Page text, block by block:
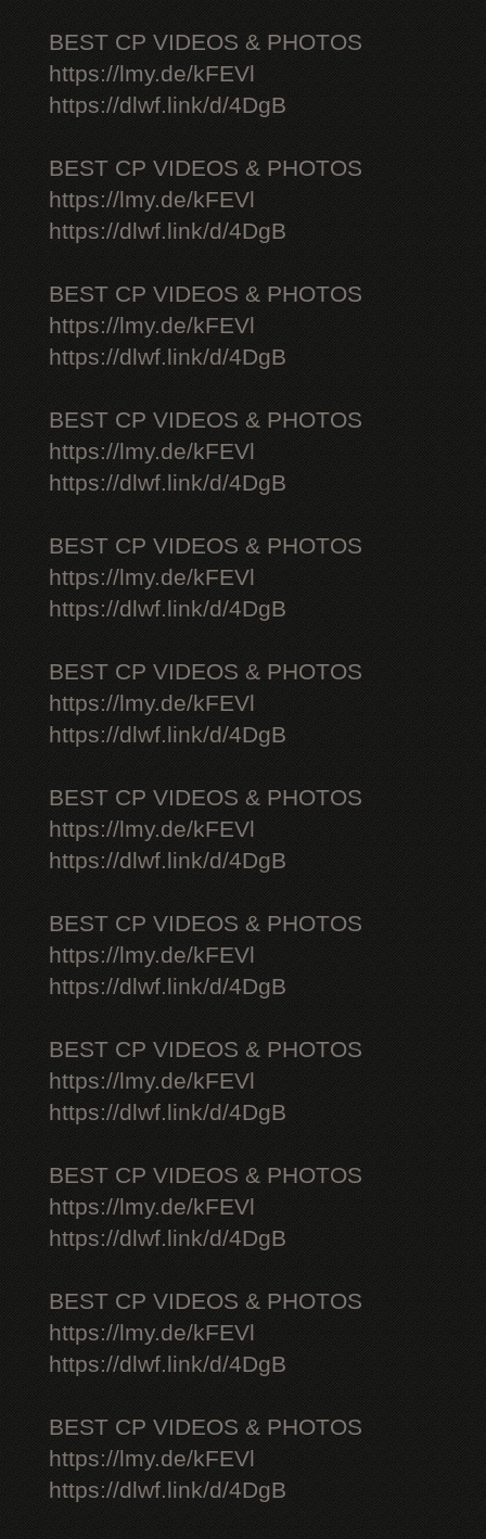
BEST CP VIDEOS & PHOTOS
https://lmy.de/kFEVl
https://dlwf.link/d/4DgB
BEST CP VIDEOS & PHOTOS
https://lmy.de/kFEVl
https://dlwf.link/d/4DgB
BEST CP VIDEOS & PHOTOS
https://lmy.de/kFEVl
https://dlwf.link/d/4DgB
BEST CP VIDEOS & PHOTOS
https://lmy.de/kFEVl
https://dlwf.link/d/4DgB
BEST CP VIDEOS & PHOTOS
https://lmy.de/kFEVl
https://dlwf.link/d/4DgB
BEST CP VIDEOS & PHOTOS
https://lmy.de/kFEVl
https://dlwf.link/d/4DgB
BEST CP VIDEOS & PHOTOS
https://lmy.de/kFEVl
https://dlwf.link/d/4DgB
BEST CP VIDEOS & PHOTOS
https://lmy.de/kFEVl
https://dlwf.link/d/4DgB
BEST CP VIDEOS & PHOTOS
https://lmy.de/kFEVl
https://dlwf.link/d/4DgB
BEST CP VIDEOS & PHOTOS
https://lmy.de/kFEVl
https://dlwf.link/d/4DgB
BEST CP VIDEOS & PHOTOS
https://lmy.de/kFEVl
https://dlwf.link/d/4DgB
BEST CP VIDEOS & PHOTOS
https://lmy.de/kFEVl
https://dlwf.link/d/4DgB